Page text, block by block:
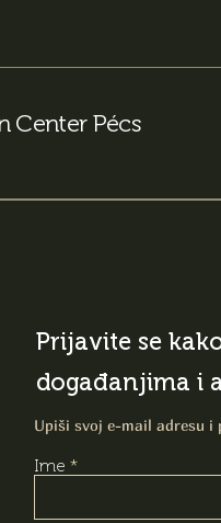
Center Pécs
Prijavite se
događanjima i
Upiši svoj e-mail adresu
Ime